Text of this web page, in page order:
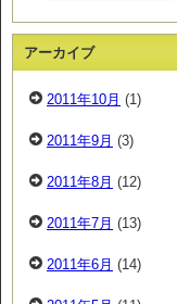
アーカイブ
2011年10月 (1)
2011年9月 (3)
2011年8月 (12)
2011年7月 (13)
2011年6月 (14)